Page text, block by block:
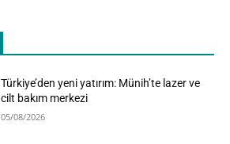
Türkiye’den yeni yatırım: Münih’te lazer ve
cilt bakım merkezi
05/08/2026